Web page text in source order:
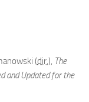
(dir.), The
and Updated for the